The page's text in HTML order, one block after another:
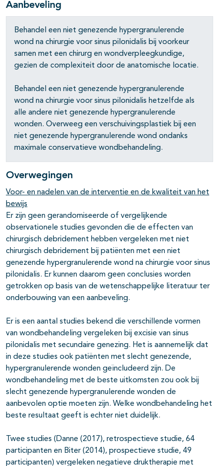
Aanbeveling
Behandel een niet genezende hypergranulerende
wond na chirurgie voor sinus pilonidalis bij voorkeur
samen met een chirurg en wondverpleegkundige,
gezien de complexiteit door de anatomische locatie.
Behandel een niet genezende hypergranulerende
wond na chirurgie voor sinus pilonidalis hetzelfde als
alle andere niet genezende hypergranulerende
wonden. Overweeg een verschuivingsplastiek bij een
niet genezende hypergranulerende wond ondanks
maximale conservatieve wondbehandeling.
Overwegingen
Voor- en nadelen van de interventie en de kwaliteit van het
bewijs
Er zijn geen gerandomiseerde of vergelijkende
observationele studies gevonden die de effecten van
chirurgisch debridement hebben vergeleken met niet
chirurgisch debridement bij patiënten met een niet
genezende hypergranulerende wond na chirurgie voor sinus
pilonidalis. Er kunnen daarom geen conclusies worden
getrokken op basis van de wetenschappelijke literatuur ter
onderbouwing van een aanbeveling.
Er is een aantal studies bekend die verschillende vormen
van wondbehandeling vergeleken bij excisie van sinus
pilonidalis met secundaire genezing. Het is aannemelijk dat
in deze studies ook patiënten met slecht genezende,
hypergranulerende wonden geïncludeerd zijn. De
wondbehandeling met de beste uitkomsten zou ook bij
slecht genezende hypergranulerende wonden de
aanbevolen optie moeten zijn. Welke wondbehandeling het
beste resultaat geeft is echter niet duidelijk.
Twee studies (Danne (2017), retrospectieve studie, 64
participanten en Biter (2014), prospectieve studie, 49
participanten) vergeleken negatieve druktherapie met